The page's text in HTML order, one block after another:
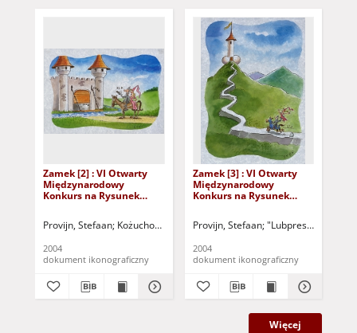
Zamek [2] : VI Otwarty
Międzynarodowy
Konkurs na Rysunek
Provijn, Stefaan Kożuchowski Ośrodek Kultury i Sportu "Zamek"
2004
dokument ikonograficzny
Zamek [3] : VI Otwarty
Międzynarodowy
Konkurs na Rysunek
Provijn, Stefaan "Lubpress" (Zielona
2004
dokument ikonograficzny
Więcej